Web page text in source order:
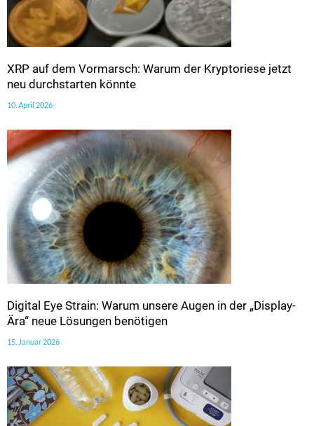
XRP auf dem Vormarsch: Warum der Kryptoriese jetzt
neu durchstarten könnte
10. April 2026
Digital Eye Strain: Warum unsere Augen in der „Display-
Ära“ neue Lösungen benötigen
15. Januar 2026